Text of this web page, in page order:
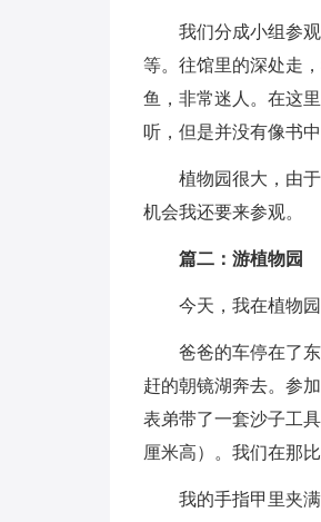
我们分成小组参
等。往馆里的深处走
鱼，非常迷人。在这
听，但是并没有像书
植物园很大，由
机会我还要来参观。
篇二：游植物园
今天，我在植物
爸爸的车停在了
赶的朝镜湖奔去。参
表弟带了一套沙子工
厘米高）。我们在那
我的手指甲里夹